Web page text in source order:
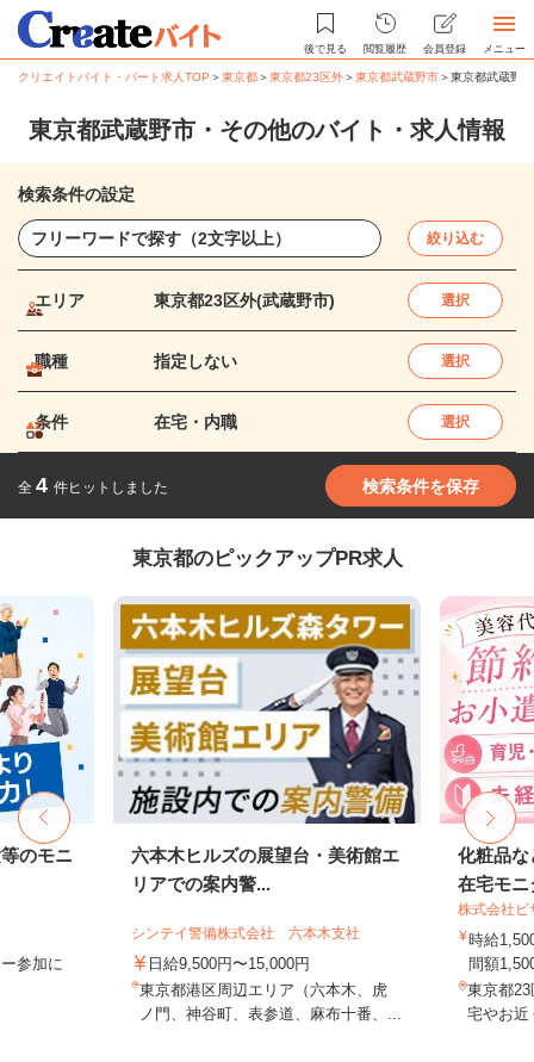
後で見る 閲覧履歴 会員登録 メニュー
クリエイトバイト・パート求人TOP ＞東京都＞東京都23区外＞東京都武蔵野市＞東京都武蔵野
東京都武蔵野市・その他のバイト・求人情報
検索条件の設定
絞り込む
エリア 東京都23区外(武蔵野市) 選択
職種 指定しない 選択
条件 在宅・内職 選択
全 4 件ヒットしました 検索条件を保存
東京都のピックアップPR求人
のモニ
参加に
六本木ヒルズの展望台・美術館エ
リアでの案内警...
シンテイ警備株式会社 六本木支社
日給9,500円〜15,000円
東京都港区周辺エリア（六本木、虎
ノ門、神谷町、表参道、麻布十番、...
化粧品な
在宅モニ
株式会社ビ
時給
間額
東京都
宅やお近